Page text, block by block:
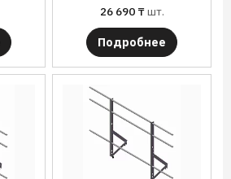
26 690 ₸шт.
Подробнее